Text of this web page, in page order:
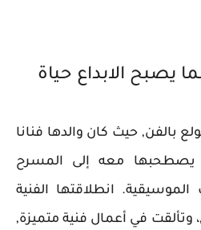
يصبح الابداع حياة
بالفن, حيث كان والدها فنانا
يصطحبها معه إلى المسرح
الموسيقية. انطلاقتها الفنية
في أعمال فنية متميزة,